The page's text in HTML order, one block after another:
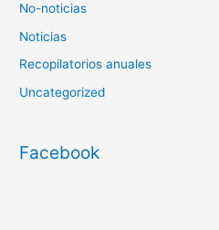
No-noticias
Noticias
Recopilatorios anuales
Uncategorized
Facebook